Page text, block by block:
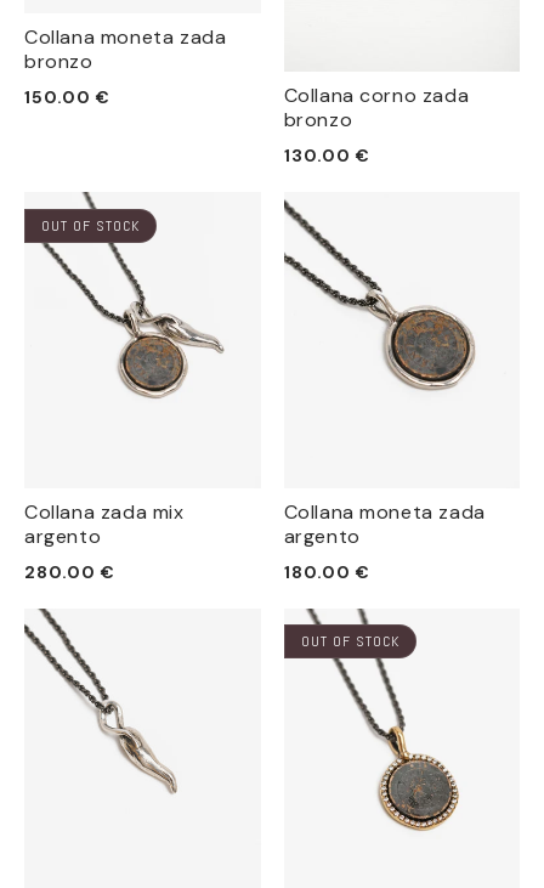
Collana moneta zada
bronzo
Prezzo
150.00 €
Collana corno zada
bronzo
Prezzo
listino
130.00 €
Collana zada mix
argento
Prezzo
listino
280.00 €
OUT OF STOCK
Collana moneta zada
argento
Prezzo
listino
180.00 €
OUT OF STOCK